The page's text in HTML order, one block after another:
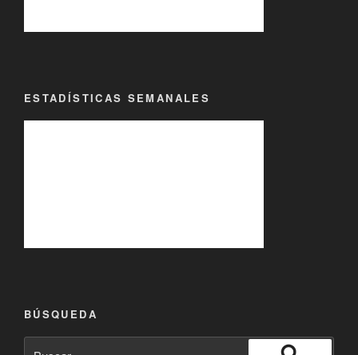
ESTADÍSTICAS SEMANALES
BÚSQUEDA